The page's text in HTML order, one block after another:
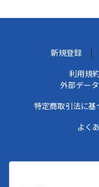
新規登録
利用規
外部デー
特定商取引法に基
よく